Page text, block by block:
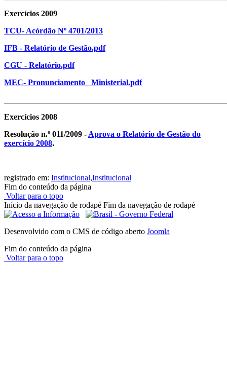
Exercícios 2009
TCU- Acórdão Nº 4701/2013
IFB - Relatório de Gestão.pdf
CGU - Relatório.pdf
MEC- Pronunciamento_ Ministerial.pdf
Exercícios 2008
Resolução n.º 011/2009 - Aprova o Relatório de Gestão do
exercício 2008.
registrado em: Institucional,Institucional
Fim do conteúdo da página
Voltar para o topo
Início da navegação de rodapé Fim da navegação de rodapé
Desenvolvido com o CMS de código aberto Joomla
Fim do conteúdo da página
Voltar para o topo